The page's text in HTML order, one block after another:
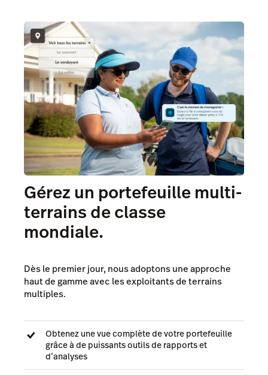
Gérez un portefeuille multi-
terrains de classe
mondiale.
Dès le premier jour, nous adoptons une approche
haut de gamme avec les exploitants de terrains
multiples.
Obtenez une vue complète de votre portefeuille
grâce à de puissants outils de rapports et
d’analyses